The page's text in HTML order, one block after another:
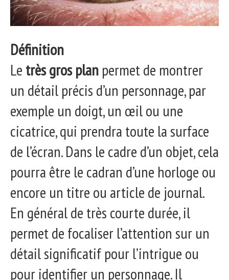
Définition
Le très gros plan permet de montrer
un détail précis d’un personnage, par
exemple un doigt, un œil ou une
cicatrice, qui prendra toute la surface
de l’écran. Dans le cadre d’un objet, cela
pourra être le cadran d’une horloge ou
encore un titre ou article de journal.
En général de très courte durée, il
permet de focaliser l’attention sur un
détail significatif pour l’intrigue ou
pour identifier un personnage. Il